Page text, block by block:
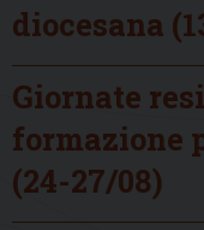
diocesana
Giornate
formazione
(24-27/08)